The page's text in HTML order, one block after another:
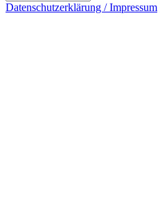
Datenschutzerklärung / Impressum